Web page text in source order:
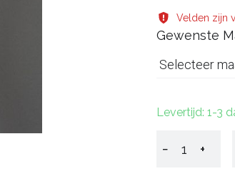
Velden zijn
Gewenste
Selecteer
Levertijd: 1-3
− +